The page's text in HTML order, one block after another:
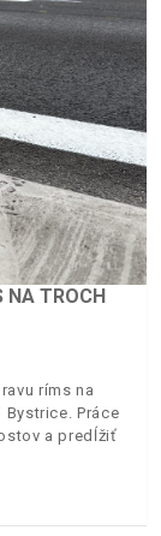
NA TROCH
ríms na
Práce
a predĺžiť